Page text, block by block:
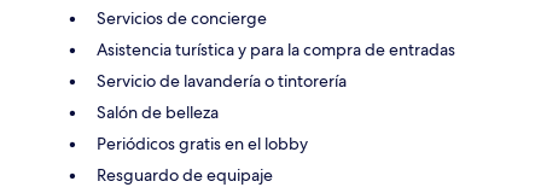
Servicios de concierge
Asistencia turística y para la compra de entradas
Servicio de lavandería o tintorería
Salón de belleza
Periódicos gratis en el lobby
Resguardo de equipaje